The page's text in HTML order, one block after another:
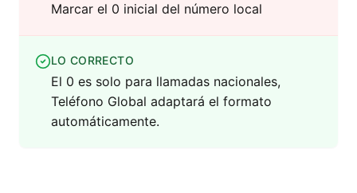
Marcar el 0 inicial del número local
LO CORRECTO
El 0 es solo para llamadas nacionales,
Teléfono Global adaptará el formato
automáticamente.